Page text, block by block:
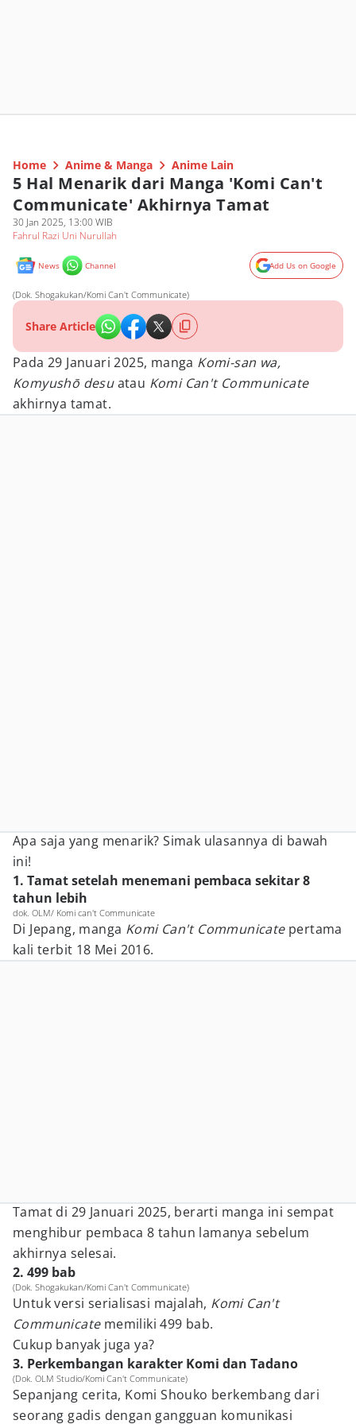
Home Anime & Manga Anime Lain
5 Hal Menarik dari Manga 'Komi Can't
Communicate' Akhirnya Tamat
30 Jan 2025, 13:00 WIB
Fahrul Razi Uni Nurullah
News Channel Add Us on Google
(Dok. Shogakukan/Komi Can't Communicate)
Share Article
Pada 29 Januari 2025, manga Komi-san wa,
Komyushō desuatau Komi Can't Communicate
akhirnya tamat.
Apa saja yang menarik? Simak ulasannya di bawah
ini!
1. Tamat setelah menemani pembaca sekitar 8
tahun lebih
dok. OLM/ Komi can't Communicate
Di Jepang, manga Komi Can't Communicate pertama
kali terbit 18 Mei 2016.
Tamat di 29 Januari 2025, berarti manga ini sempat
menghibur pembaca 8 tahun lamanya sebelum
akhirnya selesai.
2. 499 bab
(Dok. Shogakukan/Komi Can't Communicate)
Untuk versi serialisasi majalah, Komi Can't
Communicate memiliki 499 bab.
Cukup banyak juga ya?
3. Perkembangan karakter Komi dan Tadano
(Dok. OLM Studio/Komi Can't Communicate)
Sepanjang cerita, Komi Shouko berkembang dari
seorang gadis dengan gangguan komunikasi